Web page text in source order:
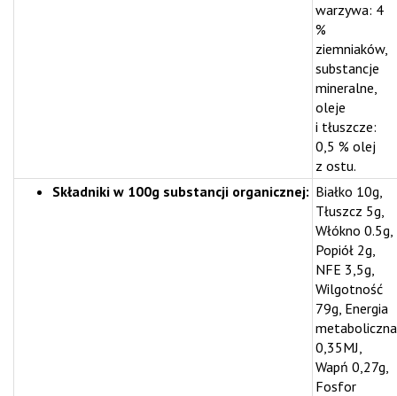
warzywa: 4
%
ziemniaków,
substancje
mineralne,
oleje
i tłuszcze:
0,5 % olej
z ostu.
Składniki w 100g substancji organicznej: Białko 10g,
Tłuszcz 5g,
Włókno 0.5g,
Popiół 2g,
NFE 3,5g,
Wilgotność
79g, Energia
metaboliczna
0,35MJ,
Wapń 0,27g,
Fosfor